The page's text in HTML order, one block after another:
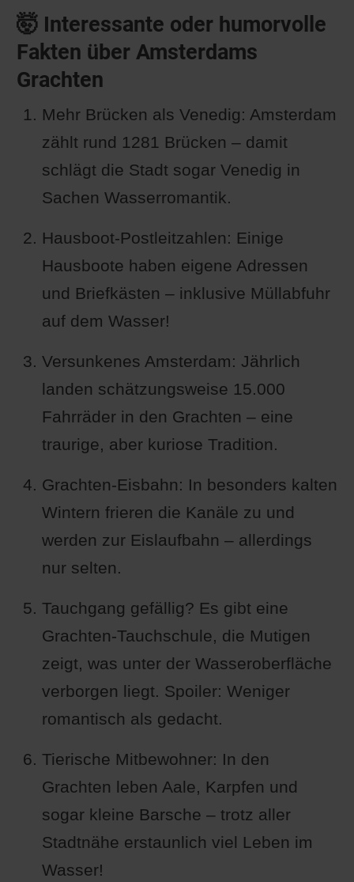
🤯 Interessante oder humorvolle
Fakten über Amsterdams
Grachten
Mehr Brücken als Venedig: Amsterdam
zählt rund 1281 Brücken – damit
schlägt die Stadt sogar Venedig in
Sachen Wasserromantik.
Hausboot-Postleitzahlen: Einige
Hausboote haben eigene Adressen
und Briefkästen – inklusive Müllabfuhr
auf dem Wasser!
Versunkenes Amsterdam: Jährlich
landen schätzungsweise 15.000
Fahrräder in den Grachten – eine
traurige, aber kuriose Tradition.
Grachten-Eisbahn: In besonders kalten
Wintern frieren die Kanäle zu und
werden zur Eislaufbahn – allerdings
nur selten.
Tauchgang gefällig? Es gibt eine
Grachten-Tauchschule, die Mutigen
zeigt, was unter der Wasseroberfläche
verborgen liegt. Spoiler: Weniger
romantisch als gedacht.
Tierische Mitbewohner: In den
Grachten leben Aale, Karpfen und
sogar kleine Barsche – trotz aller
Stadtnähe erstaunlich viel Leben im
Wasser!